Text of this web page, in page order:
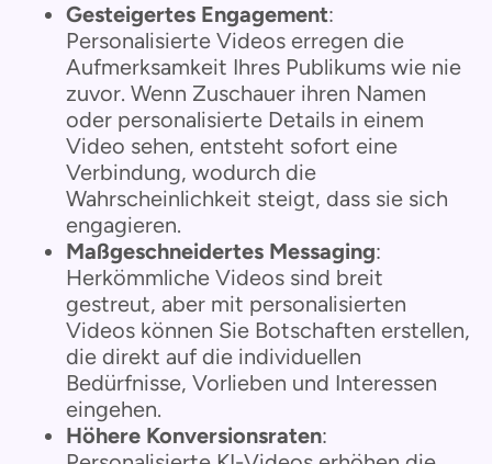
Gesteigertes Engagement:
Personalisierte Videos erregen die
Aufmerksamkeit Ihres Publikums wie nie
zuvor. Wenn Zuschauer ihren Namen
oder personalisierte Details in einem
Video sehen, entsteht sofort eine
Verbindung, wodurch die
Wahrscheinlichkeit steigt, dass sie sich
engagieren.
Maßgeschneidertes Messaging:
Herkömmliche Videos sind breit
gestreut, aber mit personalisierten
Videos können Sie Botschaften erstellen,
die direkt auf die individuellen
Bedürfnisse, Vorlieben und Interessen
eingehen.
Höhere Konversionsraten: